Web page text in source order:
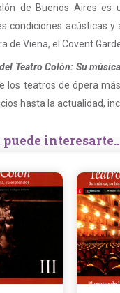
de Buenos Aires
condiciones acústicas
de Viena, el Covent
Teatro Colón: Su
los teatros de ópera
hasta la actualidad,